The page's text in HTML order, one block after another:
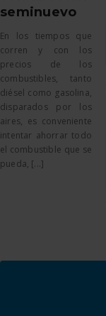
seminuevo
En los tiempos que
corren y con los
precios de los
combustibles, tanto
diésel como gasolina,
disparados por los
aires, es conveniente
intentar ahorrar todo
el combustible que se
pueda, [...]